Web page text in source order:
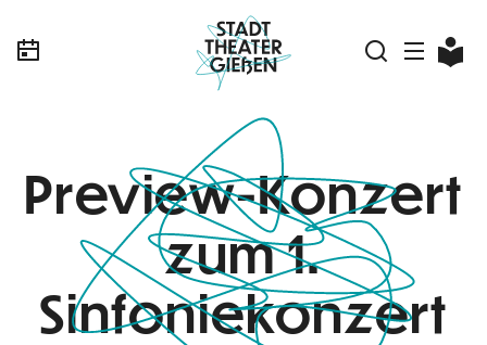
Preview-Konzert
zum 1.
Sinfoniekonzert